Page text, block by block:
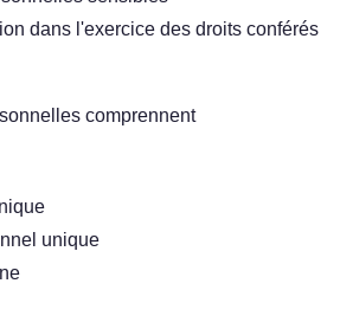
dans l'exercice des droits conférés
comprennent
unique